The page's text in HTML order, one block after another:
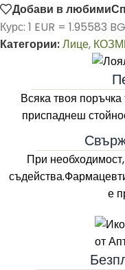
Добави в любими
Курс: 1 EUR = 1.95583
Категории:Лице,
Всяка твоя
приспаднеш
При
е